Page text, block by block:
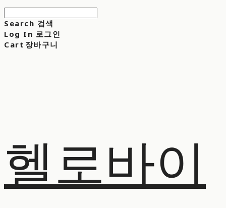
Search 검색
Log In 로그인
Cart 장바구니
헬로바이